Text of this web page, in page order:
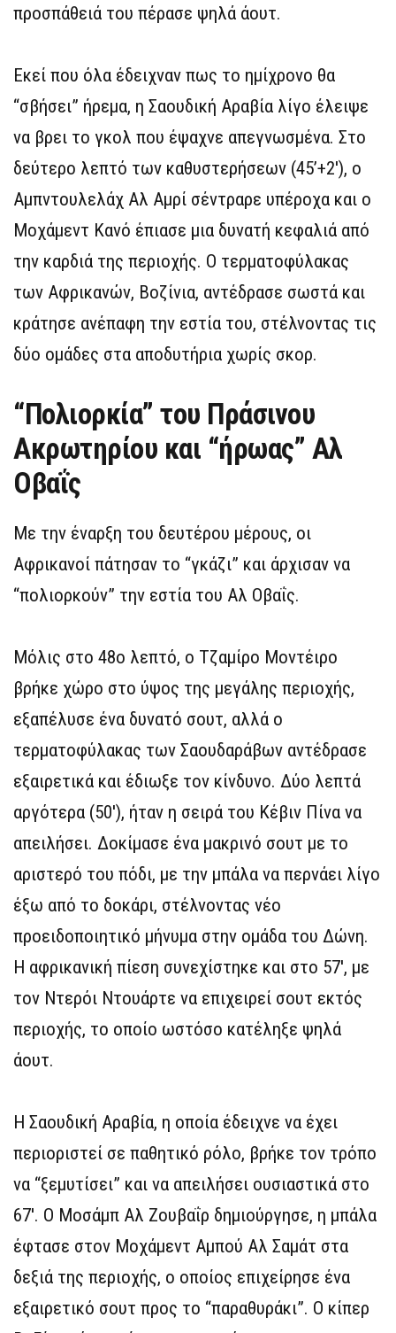
προσπάθειά του πέρασε ψηλά άουτ.
Εκεί που όλα έδειχναν πως το ημίχρονο θα
“σβήσει” ήρεμα, η Σαουδική Αραβία λίγο έλειψε
να βρει το γκολ που έψαχνε απεγνωσμένα. Στο
δεύτερο λεπτό των καθυστερήσεων (45’+2′), ο
Αμπντουλελάχ Αλ Αμρί σέντραρε υπέροχα και ο
Μοχάμεντ Κανό έπιασε μια δυνατή κεφαλιά από
την καρδιά της περιοχής. Ο τερματοφύλακας
των Αφρικανών, Βοζίνια, αντέδρασε σωστά και
κράτησε ανέπαφη την εστία του, στέλνοντας τις
δύο ομάδες στα αποδυτήρια χωρίς σκορ.
“Πολιορκία” του Πράσινου
Ακρωτηρίου και “ήρωας” Αλ
Οβαΐς
Με την έναρξη του δευτέρου μέρους, οι
Αφρικανοί πάτησαν το “γκάζι” και άρχισαν να
“πολιορκούν” την εστία του Αλ Οβαΐς.
Μόλις στο 48ο λεπτό, ο Τζαμίρο Μοντέιρο
βρήκε χώρο στο ύψος της μεγάλης περιοχής,
εξαπέλυσε ένα δυνατό σουτ, αλλά ο
τερματοφύλακας των Σαουδαράβων αντέδρασε
εξαιρετικά και έδιωξε τον κίνδυνο. Δύο λεπτά
αργότερα (50′), ήταν η σειρά του Κέβιν Πίνα να
απειλήσει. Δοκίμασε ένα μακρινό σουτ με το
αριστερό του πόδι, με την μπάλα να περνάει λίγο
έξω από το δοκάρι, στέλνοντας νέο
προειδοποιητικό μήνυμα στην ομάδα του Δώνη.
Η αφρικανική πίεση συνεχίστηκε και στο 57′, με
τον Ντερόι Ντουάρτε να επιχειρεί σουτ εκτός
περιοχής, το οποίο ωστόσο κατέληξε ψηλά
άουτ.
Η Σαουδική Αραβία, η οποία έδειχνε να έχει
περιοριστεί σε παθητικό ρόλο, βρήκε τον τρόπο
να “ξεμυτίσει” και να απειλήσει ουσιαστικά στο
67′. Ο Μοσάμπ Αλ Ζουβαΐρ δημιούργησε, η μπάλα
έφτασε στον Μοχάμεντ Αμπού Αλ Σαμάτ στα
δεξιά της περιοχής, ο οποίος επιχείρησε ένα
εξαιρετικό σουτ προς το “παραθυράκι”. Ο κίπερ